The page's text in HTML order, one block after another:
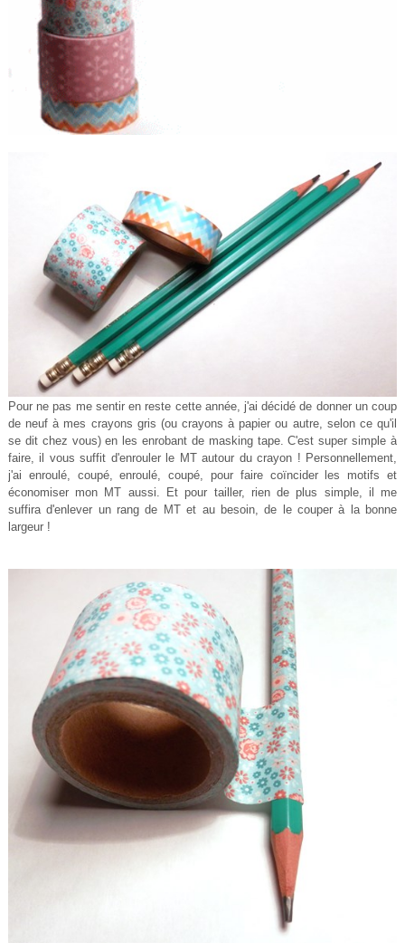
Pour ne pas me sentir en reste cette année, j'ai décidé de donner un coup
de neuf à mes crayons gris (ou crayons à papier ou autre, selon ce qu'il
se dit chez vous) en les enrobant de masking tape. C'est super simple à
faire, il vous suffit d'enrouler le MT autour du crayon ! Personnellement,
j'ai enroulé, coupé, enroulé, coupé, pour faire coïncider les motifs et
économiser mon MT aussi. Et pour tailler, rien de plus simple, il me
suffira d'enlever un rang de MT et au besoin, de le couper à la bonne
largeur !